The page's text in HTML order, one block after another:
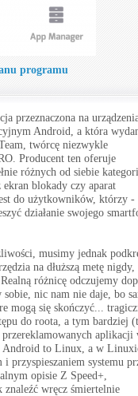
programu
przeznaczona na
Android, a która
twórcę niezwykle
Producent ten oferuje
różnych od siebie
blokady czy aparat
do użytkowników, którzy -
działanie swojego
musimy jednak
na dłuższą metę nigdy,
różnicę odczujemy
nic nam nie daje, bo
mogą się skończyć...
do roota, a tym bardziej
aplikacji
Android to Linux, a w
przyspieszaniem systemu
opisie Z Speed+,
znaleźć wręcz śmiertelnie